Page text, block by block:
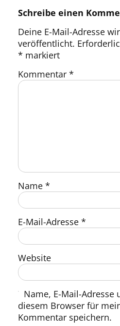
Schreibe einen
Deine E-Mail-Adresse
veröffentlicht.
* markiert
Kommentar*
Name*
E-Mail-Adresse*
Website
Name, E-Mail-Adresse
diesem Browser für
Kommentar speichern.